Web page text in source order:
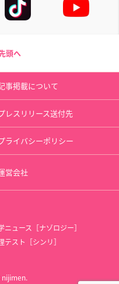
頭へ
事掲載について
レスリリース送付先
ライバシーポリシー
営会社
ニュース［ナゾロジー］
テスト［シンリ］